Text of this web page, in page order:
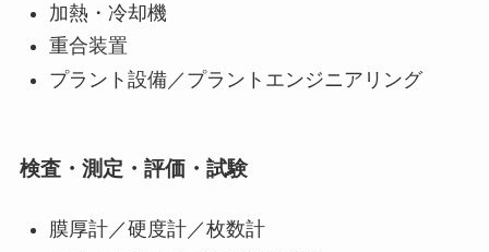
加熱・冷却機
重合装置
プラント設備／プラントエンジニアリング
検査・測定・評価・試験
膜厚計／硬度計／枚数計